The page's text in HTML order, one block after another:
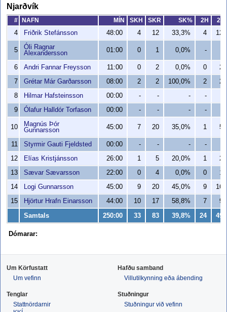
Njarðvík
# NAFN MÍN SKH SKR SK% 2H
2R
4
Friðrik Stefánsson 48:00 4 12 33,3% 4 12
5
Óli Ragnar
Alexandersson
01:00 0 1 0,0% -
6 Andri Fannar Freysson 11:00 0 2 0,0% 0
2
7
Grétar Már Garðarsson 08:00 2 2 100,0% 2
2
8
Hilmar Hafsteinsson 00:00 - - - -
9
Ólafur Halldór Torfason 00:00 - - - -
10
Magnús Þór
Gunnarsson
45:00 7 20 35,0% 1 5
11 Styrmir Gauti Fjeldsted 00:00 - - - -
12
Elías Kristjánsson 26:00 1 5 20,0% 1
2
13
Sævar Sævarsson 22:00 0 4 0,0% 0
1
14
Logi Gunnarsson 45:00 9 20 45,0% 9
16
15
Hjörtur Hrafn Einarsson 44:00 10 17 58,8% 7 9
Samtals 250:00 33 83 39,8% 24 49
Dómarar:
Um Körfustatt
Um vefinn
Hafðu samband
Villutilkynning eða ábending
Tenglar
Stattnördarnir
Stuðningur
Stuðningur við vefinn